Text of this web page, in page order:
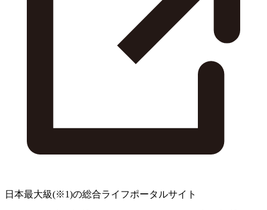
日本最大級(※1)の総合ライフポータルサイト